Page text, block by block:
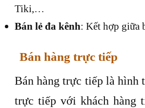
Tiki,…
Bán lẻ đa kênh: Kết hợp giữa
Bán hàng trực tiếp
Bán hàng trực tiếp là hình
trực tiếp với khách hàng